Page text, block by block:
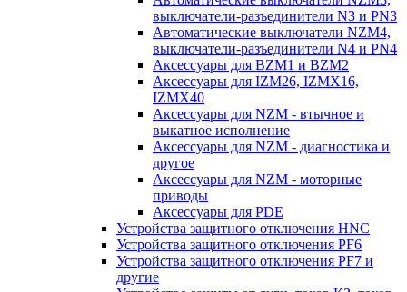
выключатели-разъединители N3 и PN3
Автоматические выключатели NZM4,
выключатели-разъединители N4 и PN4
Аксессуары для BZM1 и BZM2
Аксессуары для IZM26, IZMX16,
IZMX40
Аксессуары для NZM - втычное и
выкатное исполнение
Аксессуары для NZM - диагностика и
другое
Аксессуары для NZM - моторные
приводы
Аксессуары для PDE
Устройства защитного отключения HNC
Устройства защитного отключения PF6
Устройства защитного отключения PF7 и
другие